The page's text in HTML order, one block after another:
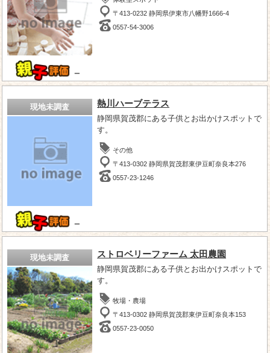
－
〒413-0232 静岡県伊東市八幡野1666-4
0557-54-3006
現地未調査
－
熱川ハーブテラス
静岡県賀茂郡にある子供とお出かけスポットで
す。
その他
〒413-0302 静岡県賀茂郡東伊豆町奈良本276
0557-23-1246
現地未調査 ストロベリーファーム 太田農園
静岡県賀茂郡にある子供とお出かけスポットで
す。
牧場・農場
〒413-0302 静岡県賀茂郡東伊豆町奈良本153
0557-23-0050